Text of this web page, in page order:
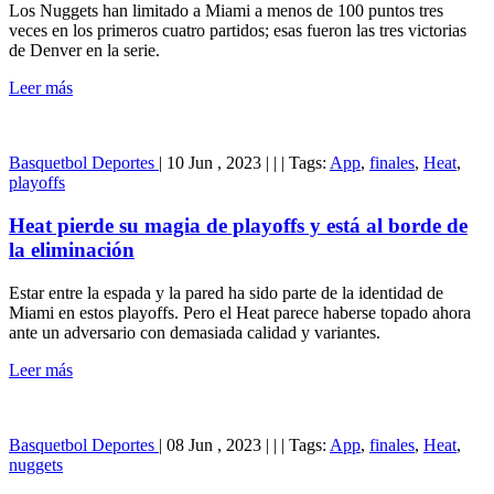
Los Nuggets han limitado a Miami a menos de 100 puntos tres
veces en los primeros cuatro partidos; esas fueron las tres victorias
de Denver en la serie.
Leer más
Basquetbol Deportes | 10 Jun , 2023 | | | Tags: App, finales, Heat,
playoffs
Heat pierde su magia de playoffs y está al borde de
la eliminación
Estar entre la espada y la pared ha sido parte de la identidad de
Miami en estos playoffs. Pero el Heat parece haberse topado ahora
ante un adversario con demasiada calidad y variantes.
Leer más
Basquetbol Deportes | 08 Jun , 2023 | | | Tags: App, finales, Heat,
nuggets